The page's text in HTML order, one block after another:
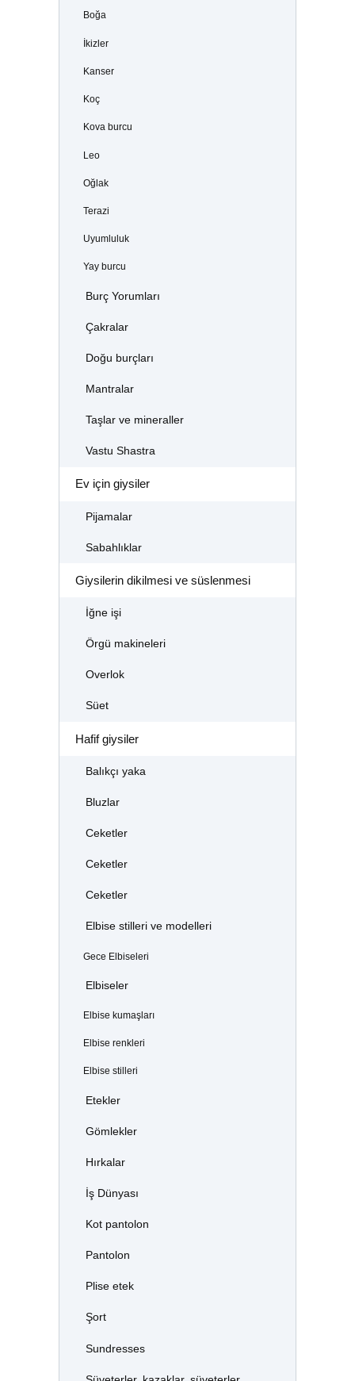
Boğa
İkizler
Kanser
Koç
Kova burcu
Leo
Oğlak
Terazi
Uyumluluk
Yay burcu
Burç Yorumları
Çakralar
Doğu burçları
Mantralar
Taşlar ve mineraller
Vastu Shastra
Ev için giysiler
Pijamalar
Sabahlıklar
Giysilerin dikilmesi ve süslenmesi
İğne işi
Örgü makineleri
Overlok
Süet
Hafif giysiler
Balıkçı yaka
Bluzlar
Ceketler
Ceketler
Ceketler
Elbise stilleri ve modelleri
Gece Elbiseleri
Elbiseler
Elbise kumaşları
Elbise renkleri
Elbise stilleri
Etekler
Gömlekler
Hırkalar
İş Dünyası
Kot pantolon
Pantolon
Plise etek
Şort
Sundresses